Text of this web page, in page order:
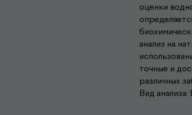
оценки
анализ на
точные и
различных
Вид